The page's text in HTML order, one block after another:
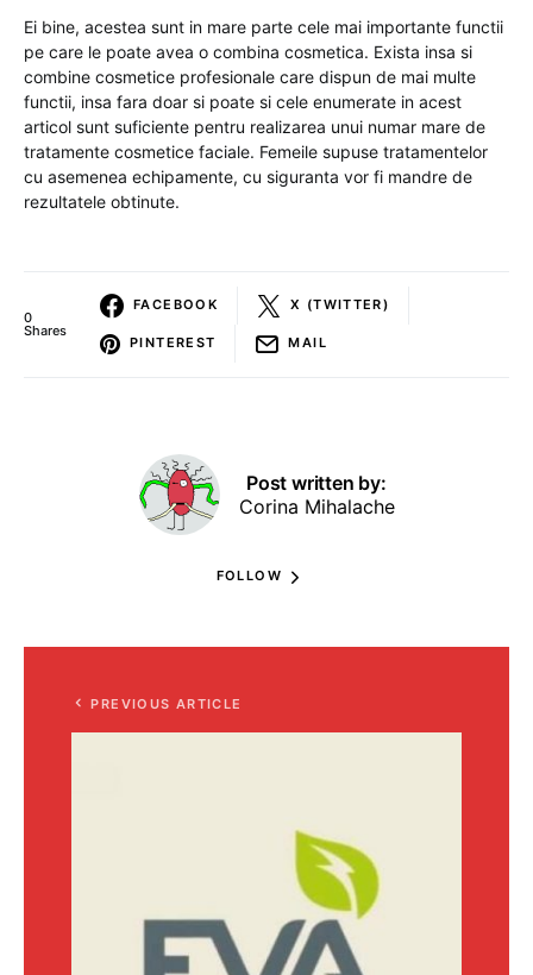
Ei bine, acestea sunt in mare parte cele mai importante functii
pe care le poate avea o combina cosmetica. Exista insa si
combine cosmetice profesionale care dispun de mai multe
functii, insa fara doar si poate si cele enumerate in acest
articol sunt suficiente pentru realizarea unui numar mare de
tratamente cosmetice faciale. Femeile supuse tratamentelor
cu asemenea echipamente, cu siguranta vor fi mandre de
rezultatele obtinute.
0
Shares
FACEBOOK X (TWITTER)
PINTEREST MAIL
Post written by:
Corina Mihalache
FOLLOW
PREVIOUS ARTICLE